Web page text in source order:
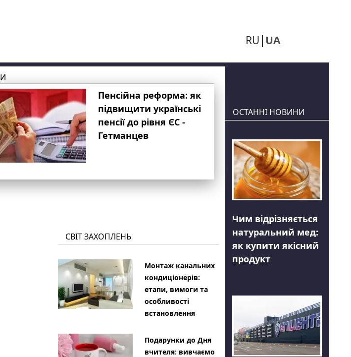
RU UA
Пенсійна реформа: як
підвищити українські
пенсії до рівня ЄС -
Гетманцев
СВІТ ЗАХОПЛЕНЬ
Монтаж канальних
кондиціонерів:
етапи, вимоги та
особливості
встановлення
Подарунки до Дня
вчителя: вивчаємо
ОСТАННІ НОВИНИ
Чим відрізняється
натуральний мед:
як купити якісний
продукт